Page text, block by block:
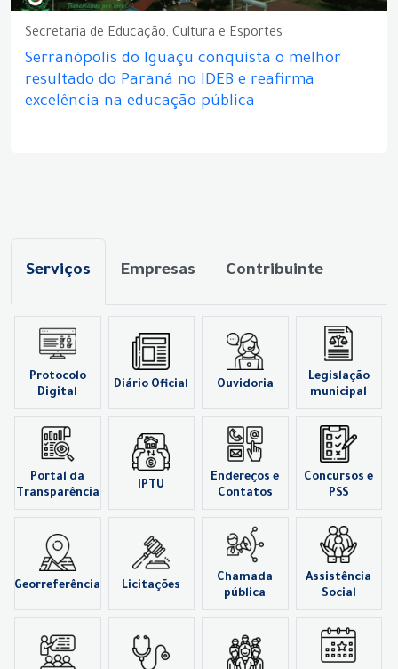
Secretaria de Educação, Cultura e Esportes
Serranópolis do Iguaçu conquista o melhor
resultado do Paraná no IDEB e reafirma
excelência na educação pública
Serviços Empresas Contribuinte
Protocolo
Digital
Diário Oficial Ouvidoria
Legislação
municipal
Portal da
Transparência
IPTU
Endereços e
Contatos
Concursos e
PSS
Georreferência Licitações
Chamada
pública
Assistência
Social